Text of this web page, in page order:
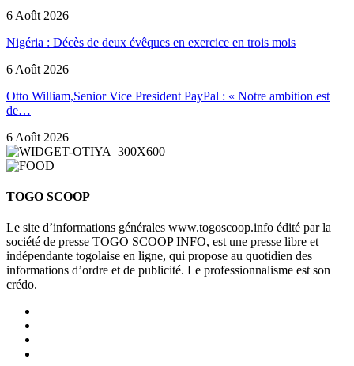
6 Août 2026
Nigéria : Décès de deux évêques en exercice en trois mois
6 Août 2026
Otto William,Senior Vice President PayPal : « Notre ambition est
de…
6 Août 2026
TOGO SCOOP
Le site d’informations générales www.togoscoop.info édité par la
société de presse TOGO SCOOP INFO, est une presse libre et
indépendante togolaise en ligne, qui propose au quotidien des
informations d’ordre et de publicité. Le professionnalisme est son
crédo.